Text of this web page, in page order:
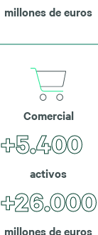
millones de euros
Comercial
+5.400
activos
+26.000
millones de euros